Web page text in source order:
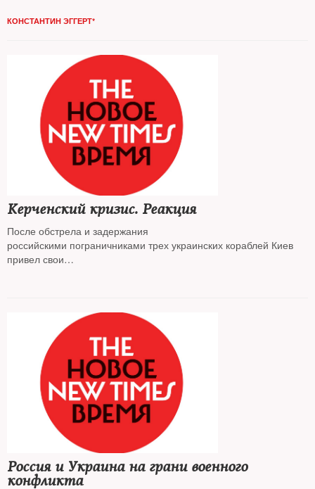
КОНСТАНТИН ЭГГЕРТ*
Керченский кризис. Реакция
После обстрела и задержания
российскими пограничниками трех украинских кораблей Киев
привел свои
Россия и Украина на грани военного
конфликта